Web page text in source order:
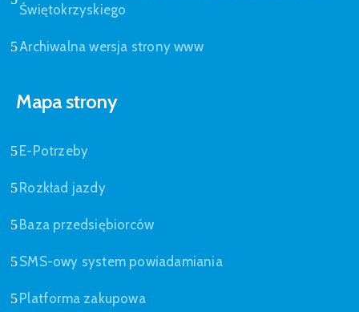
Świętokrzyskiego
Archiwalna wersja strony www
Mapa strony
E-Potrzeby
Rozkład jazdy
Baza przedsiębiorców
SMS-owy system powiadamiania
Platforma zakupowa